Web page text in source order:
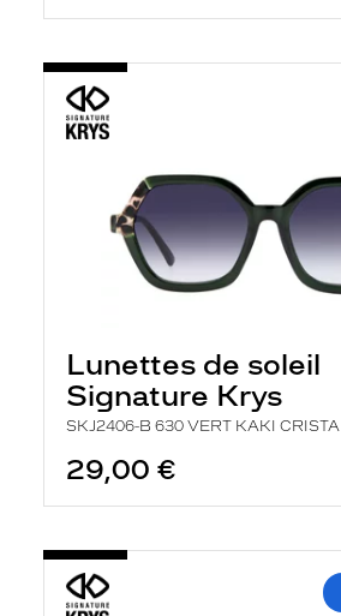
Lunettes de soleil
Signature Krys
SKJ2406-B 630 VERT KAKI CRISTA
29,00 €